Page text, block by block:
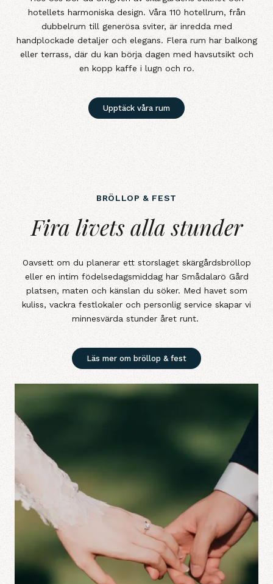
hotellets harmoniska design. Våra 110 hotellrum, från
dubbelrum till generösa sviter, är inredda med
handplockade detaljer och elegans. Flera rum har balkong
eller terrass, där du kan börja dagen med havsutsikt och
en kopp kaffe i lugn och ro.
Upptäck våra rum
BRÖLLOP & FEST
Fira livets alla stunder
Fira livets alla stunder
Oavsett om du planerar ett storslaget skärgårdsbröllop
eller en intim födelsedagsmiddag har Smådalarö Gård
platsen, maten och känslan du söker. Med havet som
kuliss, vackra festlokaler och personlig service skapar vi
minnesvärda stunder året runt.
Läs mer om bröllop & fest